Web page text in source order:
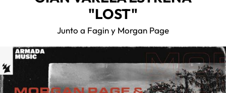
"LOST"
Junto a Fagin y Morgan Page